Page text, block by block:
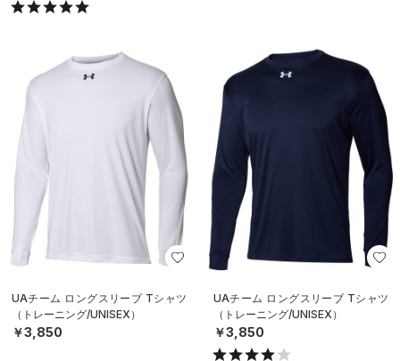
UAチーム ロングスリーブ Tシャツ
（トレーニング/UNISEX）
￥3,850
UAチーム ロングスリーブ Tシャツ
（トレーニング/UNISEX）
￥3,850